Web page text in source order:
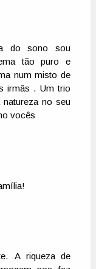
tão puro e
irmãs . Um trio
vocês